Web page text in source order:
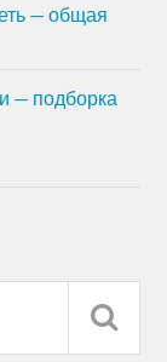
— общая
— подборка